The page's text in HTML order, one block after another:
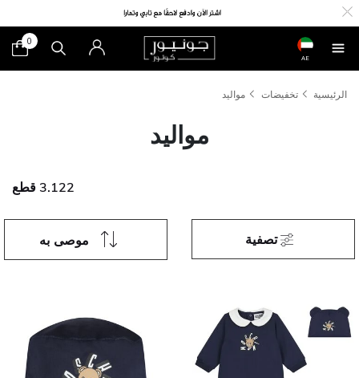
AE
0
الرئيسية تخفيضات مواليد
مواليد
3.122 قطع
موصى به تصفية